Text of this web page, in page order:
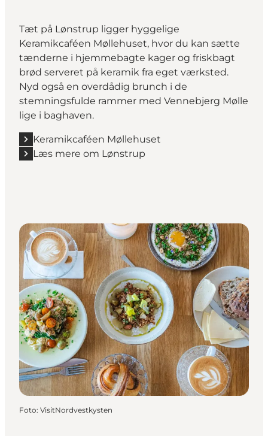
Tæt på Lønstrup ligger hyggelige
Keramikcaféen Møllehuset, hvor du kan sætte
tænderne i hjemmebagte kager og friskbagt
brød serveret på keramik fra eget værksted.
Nyd også en overdådig brunch i de
stemningsfulde rammer med Vennebjerg Mølle
lige i baghaven.
Keramikcaféen Møllehuset
Læs mere om Lønstrup
Foto: VisitNordvestkysten